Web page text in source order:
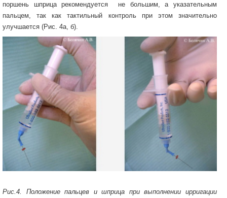
поршень шприца рекомендуется не большим, а указательным
пальцем, так как тактильный контроль при этом значительно
улучшается (Рис. 4а, б).
Рис.4. Положение пальцев и шприца при выполнении ирригации